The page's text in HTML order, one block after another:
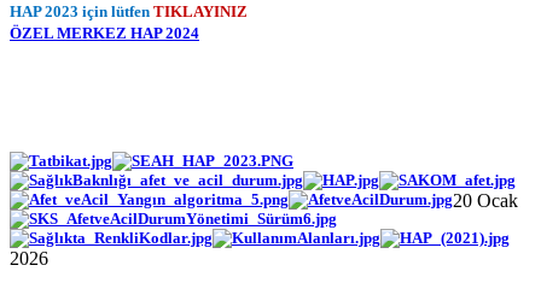
HAP 2023 için lütfen TIKLAYINIZ
ÖZEL MERKEZ HAP 2024
20 Ocak
2026